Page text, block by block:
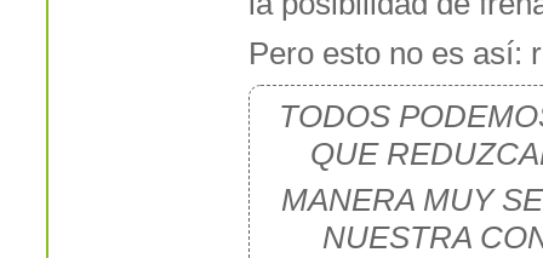
Pero esto no es así:
TODOS
QUE
MANERA MUY
NUESTRA